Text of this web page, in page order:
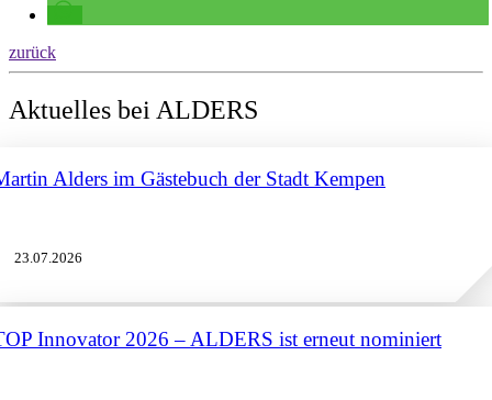
zurück
Aktuelles bei ALDERS
Alders im Gästebuch der Stadt Kempen
23.07.2026
Innovator 2026 – ALDERS ist erneut nominiert